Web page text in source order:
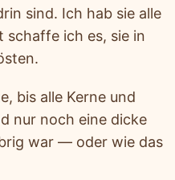
sind. Ich hab sie alle
schaffe ich es, sie in
bis alle Kerne und
nur noch eine dicke
war — oder wie das